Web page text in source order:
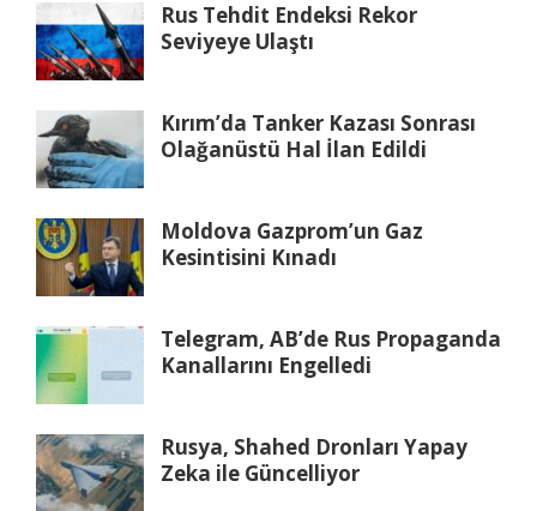
Rus Tehdit Endeksi Rekor
Seviyeye Ulaştı
Kırım’da Tanker Kazası Sonrası
Olağanüstü Hal İlan Edildi
Moldova Gazprom’un Gaz
Kesintisini Kınadı
Telegram, AB’de Rus Propaganda
Kanallarını Engelledi
Rusya, Shahed Dronları Yapay
Zeka ile Güncelliyor